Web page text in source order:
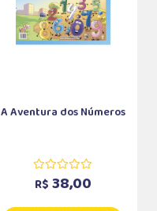
A Aventura dos Números
R$ 38,00